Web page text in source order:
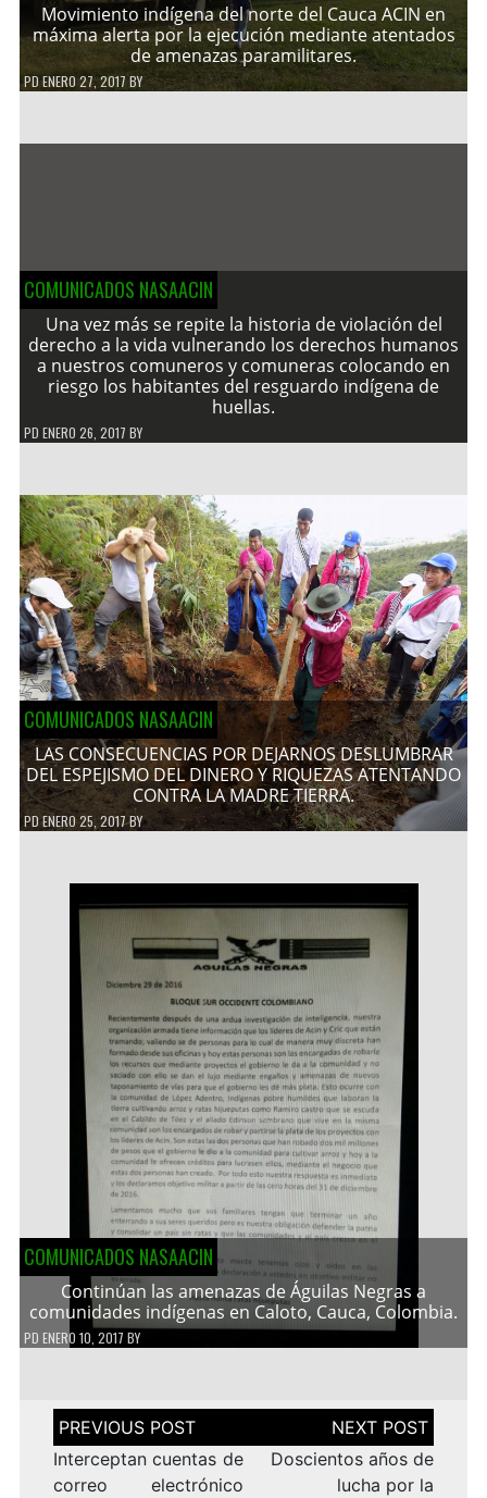
Movimiento indígena del norte del Cauca ACIN en
máxima alerta por la ejecución mediante atentados
de amenazas paramilitares.
PDENERO 27, 2017 BY
COMUNICADOS NASAACIN
Una vez más se repite la historia de violación del
derecho a la vida vulnerando los derechos humanos
a nuestros comuneros y comuneras colocando en
riesgo los habitantes del resguardo indígena de
huellas.
PD ENERO 26, 2017 BY
COMUNICADOS NASAACIN
LAS CONSECUENCIAS POR DEJARNOS DESLUMBRAR
DEL ESPEJISMO DEL DINERO Y RIQUEZAS ATENTANDO
CONTRA LA MADRE TIERRA.
PDENERO 25, 2017BY
COMUNICADOS NASAACIN
Continúan las amenazas de Águilas Negras a
comunidades indígenas en Caloto, Cauca, Colombia.
PD ENERO 10, 2017 BY
Navegación
de
entradas
Interceptan cuentas de
correo electrónico
Doscientos años de
lucha por la